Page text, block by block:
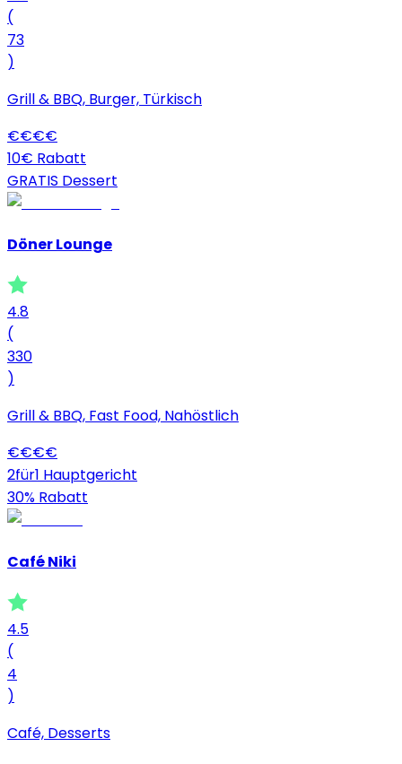
(
73
)
Grill & BBQ, Burger, Türkisch
€€€€
10€ Rabatt
GRATIS Dessert
Döner Lounge
4.8
(
330
)
Grill & BBQ, Fast Food, Nahöstlich
€€€€
2für1 Hauptgericht
30% Rabatt
Café Niki
4.5
(
4
)
Café, Desserts